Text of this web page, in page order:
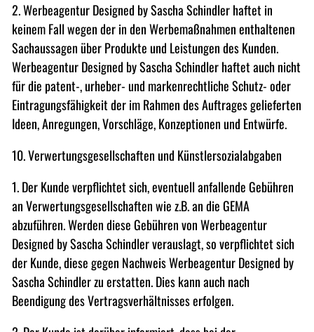
2. Werbeagentur Designed by Sascha Schindler haftet in
keinem Fall wegen der in den Werbemaßnahmen enthaltenen
Sachaussagen über Produkte und Leistungen des Kunden.
Werbeagentur Designed by Sascha Schindler haftet auch nicht
für die patent-, urheber- und markenrechtliche Schutz- oder
Eintragungsfähigkeit der im Rahmen des Auftrages gelieferten
Ideen, Anregungen, Vorschläge, Konzeptionen und Entwürfe.
10. Verwertungsgesellschaften und Künstlersozialabgaben
1. Der Kunde verpflichtet sich, eventuell anfallende Gebühren
an Verwertungsgesellschaften wie z.B. an die GEMA
abzuführen. Werden diese Gebühren von Werbeagentur
Designed by Sascha Schindler verauslagt, so verpflichtet sich
der Kunde, diese gegen Nachweis Werbeagentur Designed by
Sascha Schindler zu erstatten. Dies kann auch nach
Beendigung des Vertragsverhältnisses erfolgen.